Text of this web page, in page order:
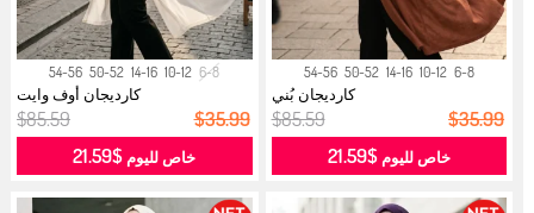
6-8
10-12
14-16
50-52
54-56
كارديجان بُني
$85.59 $35.99
خاص لليوم$21.59
6-8
10-12
14-16
50-52
54-56
كارديجان أوف وايت
$85.59 $35.99
خاص لليوم $21.59